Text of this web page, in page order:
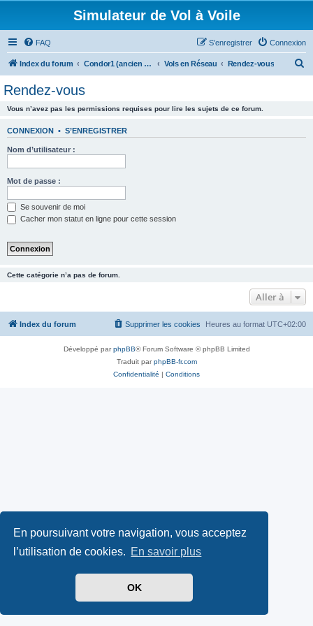
En poursuivant votre navigation, vous acceptez
l’utilisation de cookies. En savoir plus
OK
Simulateur de Vol à Voile
FAQ Connexion
S’enregistrer
Index du forum Condor1 (ancien forum) Vols en Réseau Rendez-vous
Rendez-vous
Vous n’avez pas les permissions requises pour lire les sujets de ce forum.
CONNEXION • S’ENREGISTRER
Nom d’utilisateur :
Mot de passe :
Se souvenir de moi
Cacher mon statut en ligne pour cette session
Cette catégorie n’a pas de forum.
Aller à
Index du forum Heures au format UTC+02:00
Supprimer les cookies
Développé parphpBB® Forum Software © phpBB Limited
Traduit parphpBB-fr.com
Confidentialité | Conditions